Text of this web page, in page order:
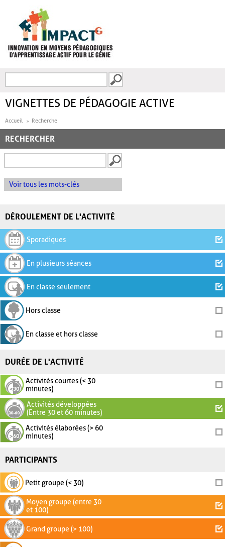
FORMULAIRE DE
VIGNETTES DE PÉDAGOGIE ACTIVE
Accueil Recherche
RECHERCHER
Voir tous les mots-clés
DÉROULEMENT DE L'ACTIVITÉ
Sporadiques
En plusieurs séances
En classe seulement
Hors classe
En classe et hors classe
DURÉE DE L'ACTIVITÉ
Activités courtes (< 30
minutes)
Activités développées
(Entre 30 et 60 minutes)
Activités élaborées (> 60
minutes)
PARTICIPANTS
Petit groupe (< 30)
Moyen groupe (entre 30
et 100)
Grand groupe (> 100)